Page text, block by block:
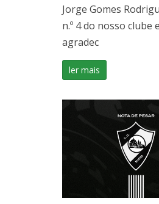
Jorge Gomes
n.º 4 do nosso clube
agradec
ler mais